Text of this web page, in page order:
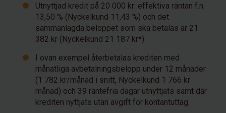
Utnyttjad kredit på 20 000 kr: effektiva räntan f.n.
13,50 % (Nyckelkund 11,43 %) och det
sammanlagda beloppet som ska betalas är 21
382 kr (Nyckelkund 21 187 kr*).
I ovan exempel återbetalas krediten med
månatliga avbetalningsbelopp under 12 månader
(1 782 kr/månad i snitt, Nyckelkund 1 766 kr
månad) och 39 räntefria dagar utnyttjats samt där
krediten nyttjats utan avgift för kontantuttag.